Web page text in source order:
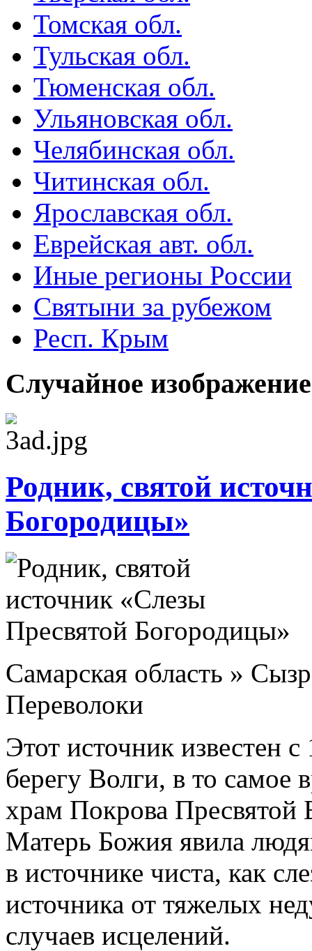
Томская обл.
Тульская обл.
Тюменская обл.
Ульяновская обл.
Челябинская обл.
Читинская обл.
Ярославская обл.
Еврейская авт. обл.
Иные регионы России
Святыни за рубежом
Респ. Крым
Случайное изображение
Родник, святой
Богородицы»
Самарская область »
Переволоки
Этот источник известен
берегу Волги, в то самое
храм Покрова Пресвятой
Матерь Божия явила
в источнике чиста, как
источника от тяжелых
случаев исцелений.